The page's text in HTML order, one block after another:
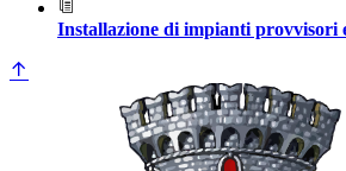
Installazione di impianti provvisori